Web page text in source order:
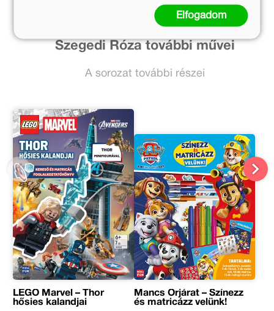
Szegedi Róza további művei
A sorozat további részei
LEGO Marvel – Thor
hősies kalandjai
Mancs Őrjárat – Színezz
és matricázz velünk!
Elfogadom